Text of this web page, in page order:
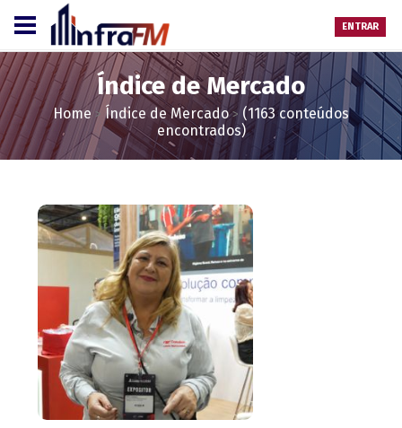
ENTRAR
Índice de Mercado
Home > Índice de Mercado> (1163 conteúdos
encontrados)